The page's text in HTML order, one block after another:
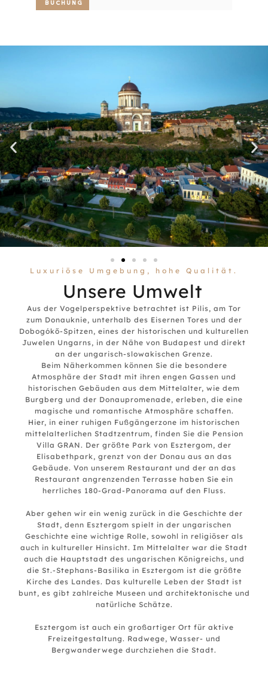
Buchung
Luxuriöse Umgebung, hohe Qualität.
Unsere Umwelt
Aus der Vogelperspektive betrachtet ist Pilis, am Tor
zum Donauknie, unterhalb des Eisernen Tores und der
Dobogókő-Spitzen, eines der historischen und kulturellen
Juwelen Ungarns, in der Nähe von Budapest und direkt
an der ungarisch-slowakischen Grenze.
Beim Näherkommen können Sie die besondere
Atmosphäre der Stadt mit ihren engen Gassen und
historischen Gebäuden aus dem Mittelalter, wie dem
Burgberg und der Donaupromenade, erleben, die eine
magische und romantische Atmosphäre schaffen.
Hier, in einer ruhigen Fußgängerzone im historischen
mittelalterlichen Stadtzentrum, finden Sie die Pension
Villa GRAN. Der größte Park von Esztergom, der
Elisabethpark, grenzt von der Donau aus an das
Gebäude. Von unserem Restaurant und der an das
Restaurant angrenzenden Terrasse haben Sie ein
herrliches 180-Grad-Panorama auf den Fluss.
Aber gehen wir ein wenig zurück in die Geschichte der
Stadt, denn Esztergom spielt in der ungarischen
Geschichte eine wichtige Rolle, sowohl in religiöser als
auch in kultureller Hinsicht. Im Mittelalter war die Stadt
auch die Hauptstadt des ungarischen Königreichs, und
die St.-Stephans-Basilika in Esztergom ist die größte
Kirche des Landes. Das kulturelle Leben der Stadt ist
bunt, es gibt zahlreiche Museen und architektonische und
natürliche Schätze.
Esztergom ist auch ein großartiger Ort für aktive
Freizeitgestaltung. Radwege, Wasser- und
Bergwanderwege durchziehen die Stadt.